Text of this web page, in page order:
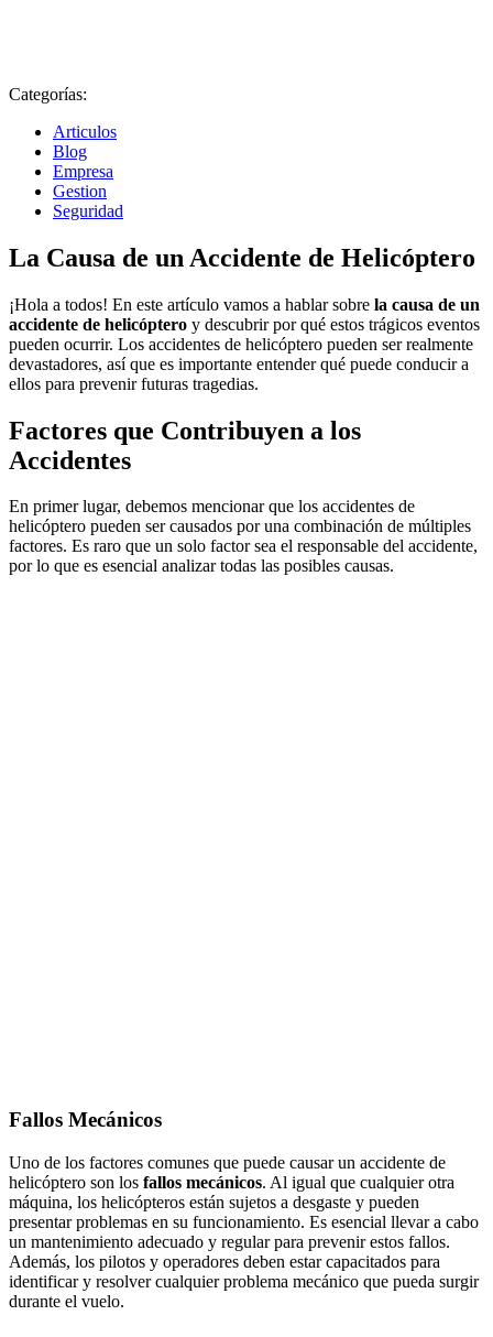
Categorías:
Articulos
Blog
Empresa
Gestion
Seguridad
La Causa de un Accidente de Helicóptero
¡Hola a todos! En este artículo vamos a hablar sobre la causa de un
accidente de helicóptero y descubrir por qué estos trágicos eventos
pueden ocurrir. Los accidentes de helicóptero pueden ser realmente
devastadores, así que es importante entender qué puede conducir a
ellos para prevenir futuras tragedias.
Factores que Contribuyen a los
Accidentes
En primer lugar, debemos mencionar que los accidentes de
helicóptero pueden ser causados por una combinación de múltiples
factores. Es raro que un solo factor sea el responsable del accidente,
por lo que es esencial analizar todas las posibles causas.
Fallos Mecánicos
Uno de los factores comunes que puede causar un accidente de
helicóptero son los fallos mecánicos. Al igual que cualquier otra
máquina, los helicópteros están sujetos a desgaste y pueden
presentar problemas en su funcionamiento. Es esencial llevar a cabo
un mantenimiento adecuado y regular para prevenir estos fallos.
Además, los pilotos y operadores deben estar capacitados para
identificar y resolver cualquier problema mecánico que pueda surgir
durante el vuelo.